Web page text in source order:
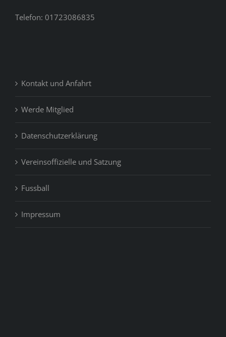
Telefon: 01723086835
Kontakt und Anfahrt
Werde Mitglied
Datenschutzerklärung
Vereinsoffizielle und Satzung
Fussball
Impressum